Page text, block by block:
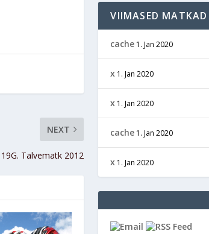
NEXT
19G. Talvematk 2012
VIIMASED MATKAD
cache 1. Jan 2020
x 1. Jan 2020
x 1. Jan 2020
cache 1. Jan 2020
x 1. Jan 2020